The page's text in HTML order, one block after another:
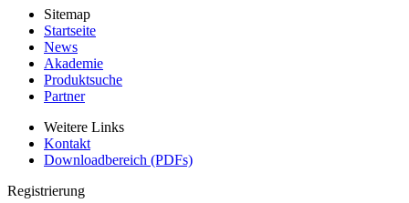
Sitemap
Startseite
News
Akademie
Produktsuche
Partner
Weitere Links
Kontakt
Downloadbereich (PDFs)
Registrierung